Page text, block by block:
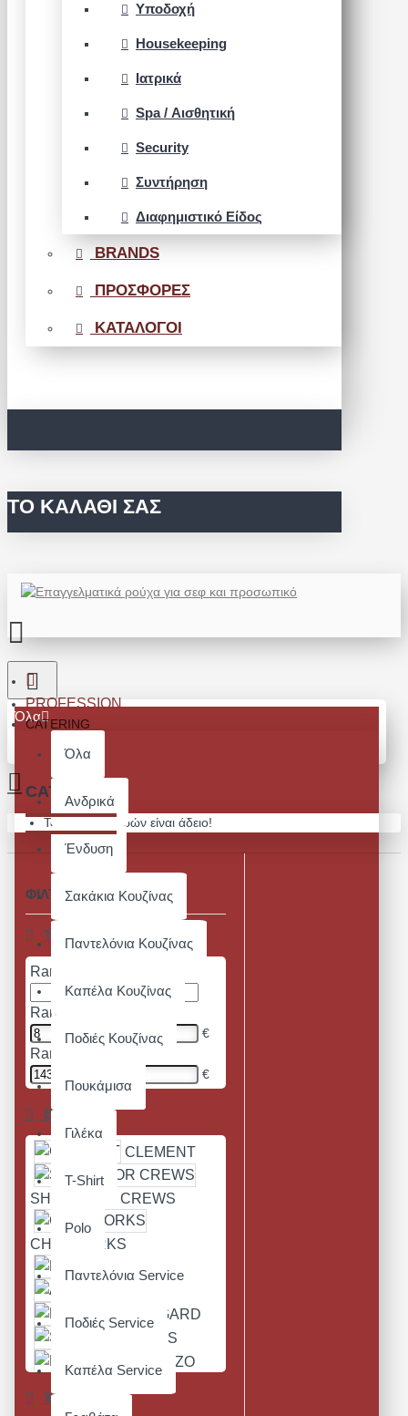
Υποδοχή
Housekeeping
Ιατρικά
Spa / Αισθητική
Security
Συντήρηση
Διαφημιστικό Είδος
BRANDS
ΠΡΟΣΦΟΡΕΣ
ΚΑΤΑΛΟΓΟΙ
ΤΟ ΚΑΛΆΘΙ ΣΑΣ
Όλα
Όλα
Ανδρικά
Ένδυση
Σακάκια Κουζίνας
Παντελόνια Κουζίνας
Καπέλα Κουζίνας
Ποδιές Κουζίνας
Πουκάμισα
Γιλέκα
T-Shirt
Polo
Παντελόνια Service
Ποδιές Service
Καπέλα Service
Το καλάθι αγορών είναι άδειο!
PROFESSION
CATERING
CATERING
ΦΙΛΤΡΑ Καθαρισμός
Τιμή
Range Slider
Range Min
€
Range Max
€
Brands
CLEMENT
SHOES FOR CREWS
CHEFWORKS
BRAGARD
SEGERS
MOZO
Χρώμα